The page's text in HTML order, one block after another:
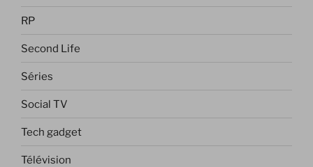
RP
Second Life
Séries
Social TV
Tech gadget
Télévision